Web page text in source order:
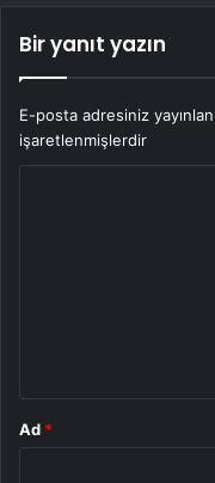
Bir yanıt yazın
E-posta adresiniz
işaretlenmişlerdir
Ad *